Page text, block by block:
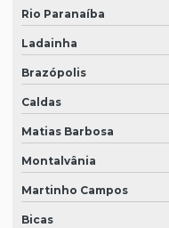
Rio Paranaíba
Ladainha
Brazópolis
Caldas
Matias Barbosa
Montalvânia
Martinho Campos
Bicas